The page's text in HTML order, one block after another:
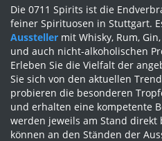
Die 0711 Spirits ist die
feiner Spirituosen in Stuttgart.
Aussteller mit Whisky, Rum,
und auch nicht-alkoholischen
Erleben Sie die Vielfalt der
Sie sich von den aktuellen
probieren die besonderen
und erhalten eine kompetente
werden jeweils am Stand direkt
können an den Ständen der